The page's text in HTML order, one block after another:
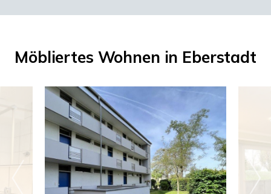
Möbliertes Wohnen in Eberstadt